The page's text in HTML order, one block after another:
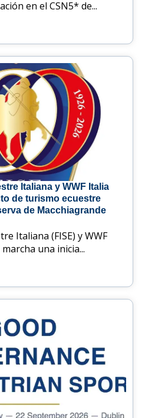
en el CSN5* de...
Italiana y WWF Italia
de turismo ecuestre
de Macchiagrande
Italiana (FISE) y WWF
una inicia...